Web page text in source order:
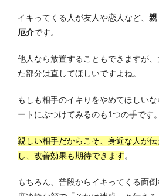
イキってくる人が友人や恋人など、 親
厄介です。
他人なら放置することもできますが
た部分は直してほしいですよね。
もしも相手のイキりをやめてほしい
ートにぶつけてみるのも1つの手です。
親しい相手だからこそ、身近な人が
し、改善効果も期待できます。
もちろん、普段からイキってくる面